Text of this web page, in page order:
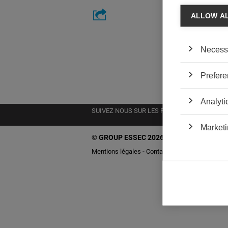
SUIVEZ NOUS SUR LES RÉSEAUX
©GROUP ESSEC 2026
Mentions légales Contact
ALLOW